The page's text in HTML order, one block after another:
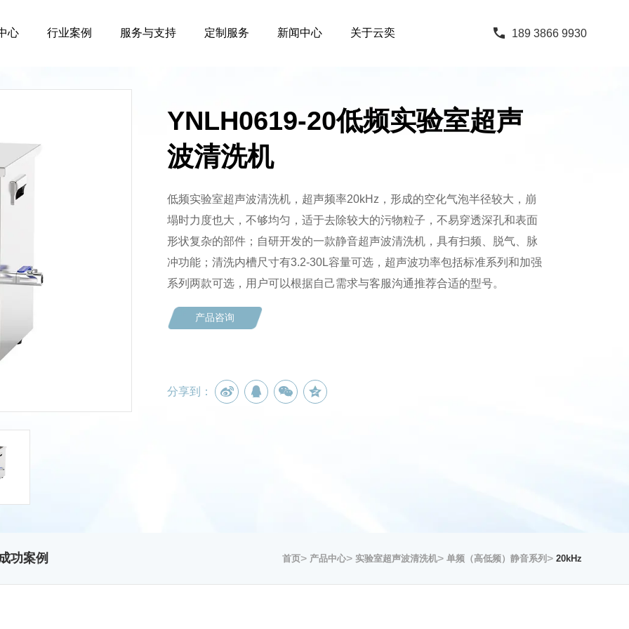
心 行业案例 服务与支持 定制服务 新闻中心 关于云奕 189 3866 9930
YNLH0619-20低频实验室超声
波清洗机
低频实验室超声波清洗机，超声频率20kHz，形成的空化气泡半径较大，崩
塌时力度也大，不够均匀，适于去除较大的污物粒子，不易穿透深孔和表面
形状复杂的部件；自研开发的一款静音超声波清洗机，具有扫频、脱气、脉
冲功能；清洗内槽尺寸有3.2-30L容量可选，超声波功率包括标准系列和加强
系列两款可选，用户可以根据自己需求与客服沟通推荐合适的型号。
产品咨询
分享到：
功案例 首页> 产品中心> 实验室超声波清洗机> 单频（高低频）静音系列 > 20kHz